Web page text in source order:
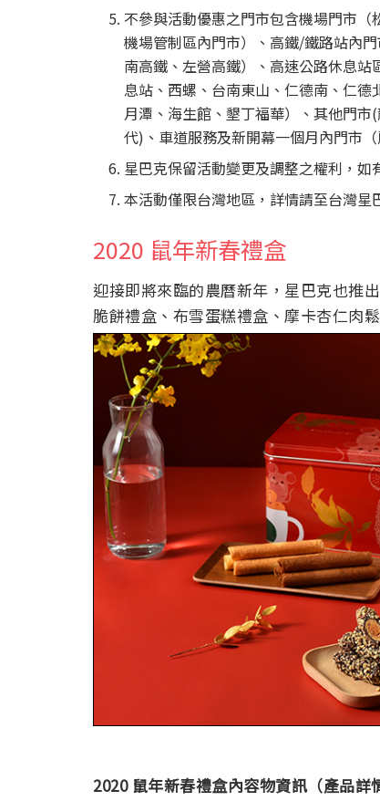
不參與活動優惠之門市包含機場門市
機場管制區內門市）、高鐵/鐵路站內
南高鐵、左營高鐵）、高速公路休息
息站、西螺、台南東山、仁德南、仁
月潭、海生館、墾丁福華）、其他門
代)、車道服務及新開幕一個月內門市
星巴克保留活動變更及調整之權利，如
本活動僅限台灣地區，詳情請至台灣星
2020 鼠年新春禮盒
迎接即將來臨的農曆新年，星巴克也推
脆餅禮盒、布雪蛋糕禮盒、摩卡杏仁肉
2020 鼠年新春禮盒內容物資訊（產品詳